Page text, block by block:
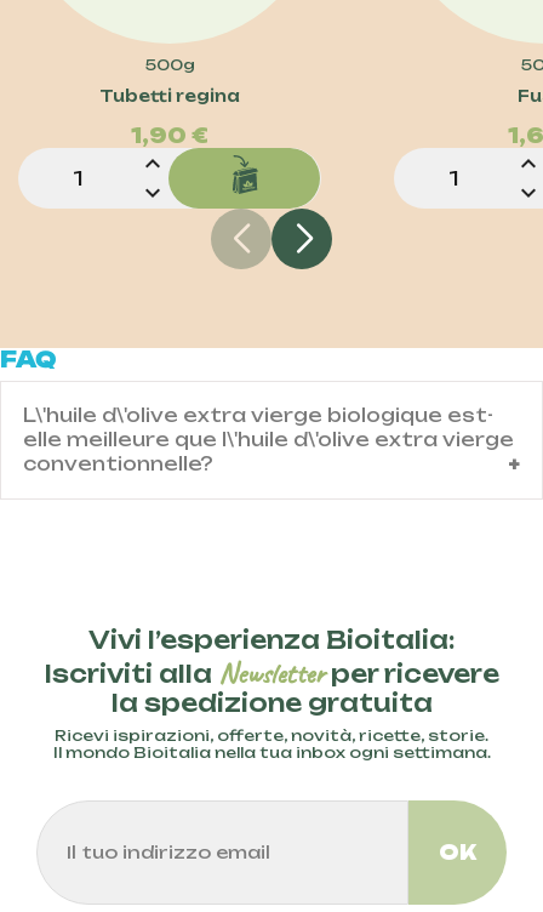
500g
Tubetti regina
Prezzo
1,90 €
expand_less
expand_more
expand_less
expand_more
FAQ
L\'huile d\'olive extra vierge biologique est-
elle meilleure que l\'huile d\'olive extra vierge
conventionnelle?
Vivi l’esperienza Bioitalia:
Iscriviti alla Newsletterper ricevere
la spedizione gratuita
Ricevi ispirazioni, offerte, novità, ricette, storie.
Il mondo Bioitalia nella tua inbox ogni settimana.